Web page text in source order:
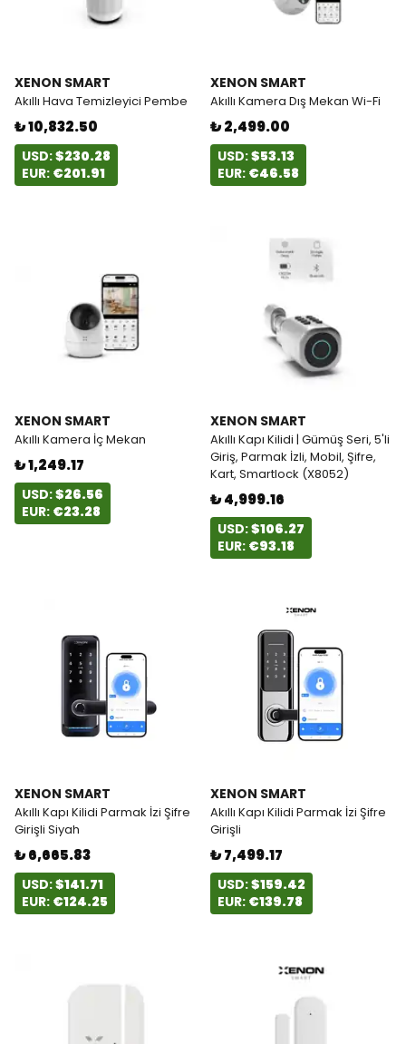
XENON SMART
Akıllı Hava Temizleyici Pembe
₺ 10,832.50
USD:$230.28
EUR: €201.91
XENON SMART
Akıllı Kamera Dış Mekan Wi-Fi
₺ 2,499.00
USD:$53.13
EUR: €46.58
XENON SMART
Akıllı Kamera İç Mekan
₺ 1,249.17
USD:$26.56
EUR: €23.28
XENON SMART
Akıllı Kapı Kilidi | Gümüş Seri, 5'li
Giriş, Parmak İzli, Mobil, Şifre,
Kart, Smartlock (X8052)
₺ 4,999.16
USD:$106.27
EUR: €93.18
XENON SMART
Akıllı Kapı Kilidi Parmak İzi Şifre
Girişli Siyah
₺ 6,665.83
USD:$141.71
EUR: €124.25
XENON SMART
Akıllı Kapı Kilidi Parmak İzi Şifre
Girişli
₺ 7,499.17
USD:$159.42
EUR: €139.78